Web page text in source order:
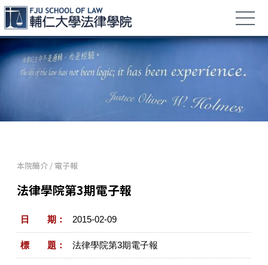
本院簡介 / 電子報
法律學院第3期電子報
日 期： 2015-02-09
標 題： 法律學院第3期電子報